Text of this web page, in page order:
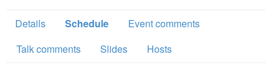
Details Schedule
Event comments
Talk comments
Slides Hosts